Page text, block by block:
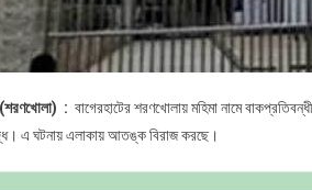
: বাগেরহাটের শরণখোলায় মহিমা নামে
এ ঘটনায় এলাকায় আতঙ্ক বিরাজ করছে।